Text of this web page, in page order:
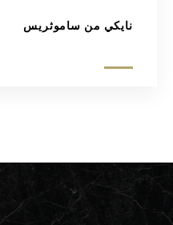
نايكي من ساموثريس